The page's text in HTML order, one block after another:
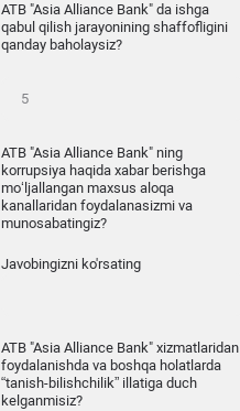
ATB "Asia Alliance Bank" da ishga
qabul qilish jarayonining shaffofligini
qanday baholaysiz?
ATB "Asia Alliance Bank" ning
korrupsiya haqida xabar berishga
mo‘ljallangan maxsus aloqa
kanallaridan foydalanasizmi va
munosabatingiz?
Javobingizni ko'rsating
ATB "Asia Alliance Bank" xizmatlaridan
foydalanishda va boshqa holatlarda
“tanish-bilishchilik” illatiga duch
kelganmisiz?